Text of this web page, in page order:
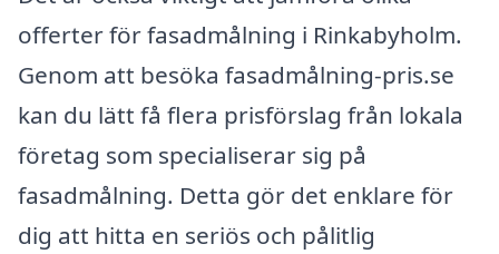
offerter för fasadmålning i Rinkabyholm.
Genom att besöka fasadmålning-pris.se
kan du lätt få flera prisförslag från lokala
företag som specialiserar sig på
fasadmålning. Detta gör det enklare för
dig att hitta en seriös och pålitlig